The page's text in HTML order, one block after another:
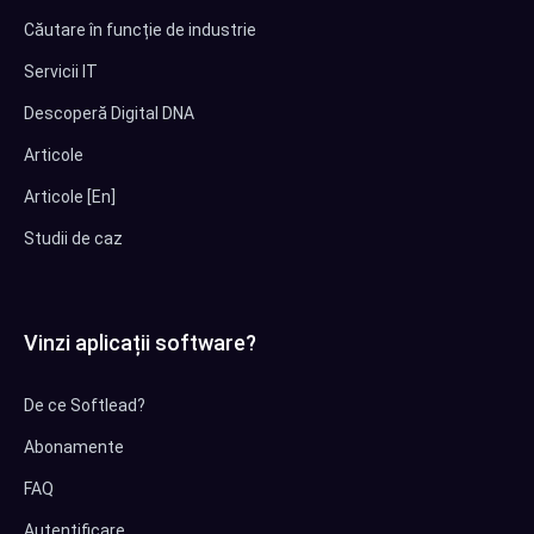
Căutare în funcție de industrie
Servicii IT
Descoperă Digital DNA
Articole
Articole [En]
Studii de caz
Vinzi aplicații software?
De ce Softlead?
Abonamente
FAQ